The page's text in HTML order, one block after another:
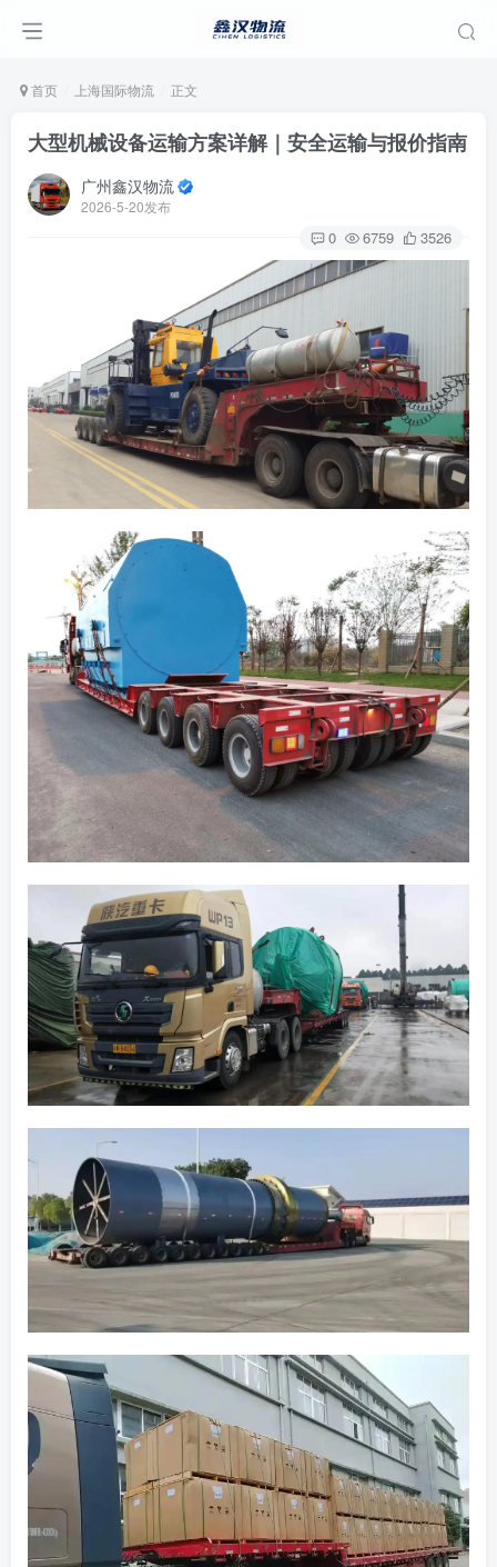
首页 上海国际物流 正文
大型机械设备运输方案详解｜安全运输与报价指南
广州鑫汉物流
2026-5-20发布
0 6759 3526